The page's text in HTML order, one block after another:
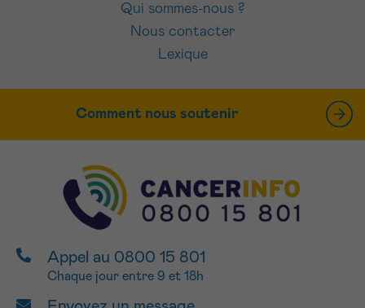
Qui sommes-nous ?
Nous contacter
Lexique
Comment nous soutenir
Appel au 0800 15 801
Chaque jour entre 9 et 18h